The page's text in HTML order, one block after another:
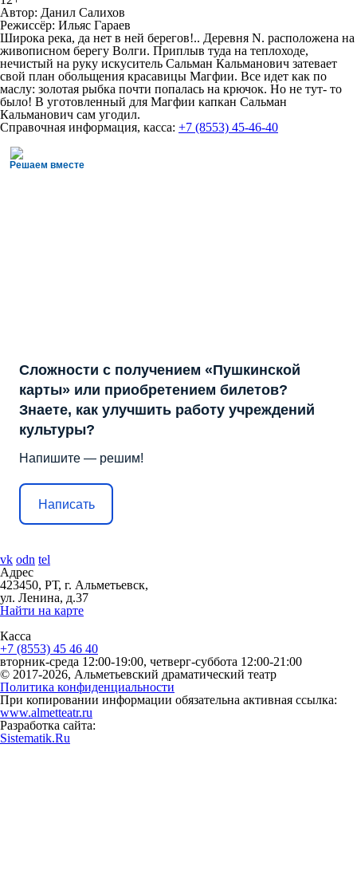
Автор: Данил Салихов
Режиссёр: Ильяс Гараев
Широка река, да нет в ней берегов!.. Деревня N. расположена на
живописном берегу Волги. Приплыв туда на теплоходе,
нечистый на руку искуситель Сальман Кальманович затевает
свой план обольщения красавицы Магфии. Все идет как по
маслу: золотая рыбка почти попалась на крючок. Но не тут- то
было! В уготовленный для Магфии капкан Сальман
Кальманович сам угодил.
Справочная информация, касса: +7 (8553) 45-46-40
Решаем вместе
Сложности с получением «Пушкинской
карты» или приобретением билетов?
Знаете, как улучшить работу учреждений
культуры?
Напишите — решим!
Написать
vk odn tel
Адрес
423450, РТ, г. Альметьевск,
ул. Ленина, д.37
Найти на карте
Касса
+7 (8553) 45 46 40
вторник-среда 12:00-19:00, четверг-суббота 12:00-21:00
© 2017-2026, Альметьевский драматический театр
Политика конфиденциальности
При копировании информации обязательна активная ссылка:
www.almetteatr.ru
Разработка сайта:
Sistematik.Ru